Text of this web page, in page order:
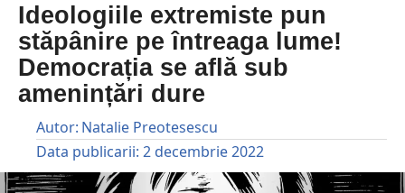
Ideologiile extremiste pun
stăpânire pe întreaga lume!
Democrația se află sub
amenințări dure
Autor: Natalie Preotesescu
Data publicarii: 2 decembrie 2022